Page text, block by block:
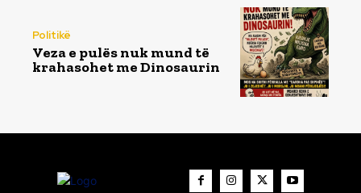
Politikë
Veza e pulës nuk mund të
krahasohet me Dinosaurin